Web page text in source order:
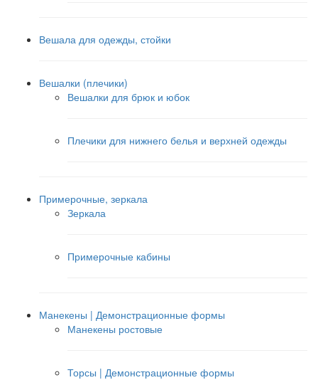
Вешала для одежды, стойки
Вешалки (плечики)
Вешалки для брюк и юбок
Плечики для нижнего белья и верхней одежды
Примерочные, зеркала
Зеркала
Примерочные кабины
Манекены | Демонстрационные формы
Манекены ростовые
Торсы | Демонстрационные формы